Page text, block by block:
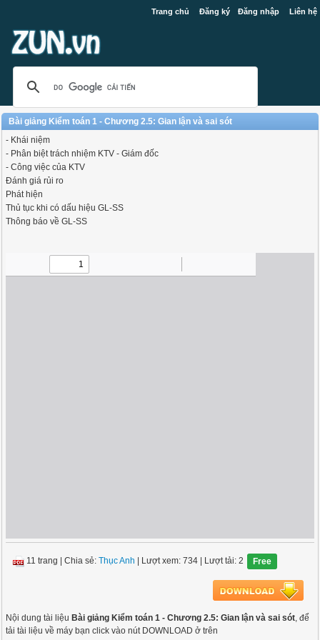
Trang chủ Đăng ký Đăng nhập Liên hệ
Bài giảng Kiểm toán 1 - Chương 2.5: Gian lận và sai sót
- Khái niệm
- Phân biệt trách nhiệm KTV - Giám đốc
- Công việc của KTV
Đánh giá rủi ro
Phát hiện
Thủ tục khi có dấu hiệu GL-SS
Thông báo về GL-SS
11 trang |Chia sẻ:Thục Anh | Lượt xem: 734 | Lượt tải: 2 Free
Nội dung tài liệu Bài giảng Kiểm toán 1 - Chương 2.5: Gian lận và sai sót, để
tải tài liệu về máy bạn click vào nút DOWNLOAD ở trên